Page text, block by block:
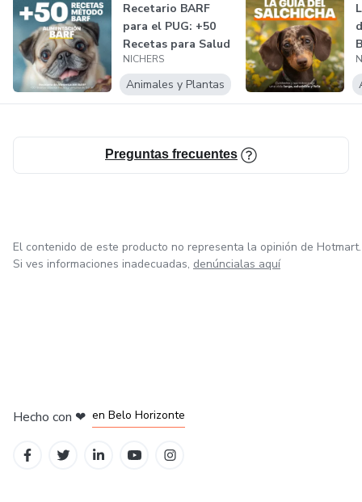
Recetario BARF
para el PUG: +50
Recetas para Salud
y Energía...
NICHERS
Animales y Plantas
Preguntas frecuentes
El contenido de este producto no representa la opinión de Hotmart.
Si ves informaciones inadecuadas, denúncialas aquí
Hecho con ❤ en Belo Horizonte